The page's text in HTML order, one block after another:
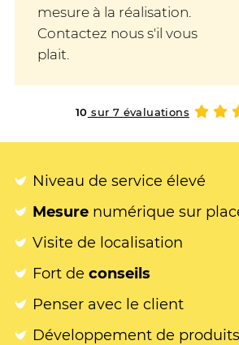
mesure à la réalisation.
Contactez nous s'il vous
plait.
10 sur 7 évaluations
Niveau de service élevé
Mesure numérique sur
Visite de localisation
Fort de conseils
Penser avec le client
Développement de